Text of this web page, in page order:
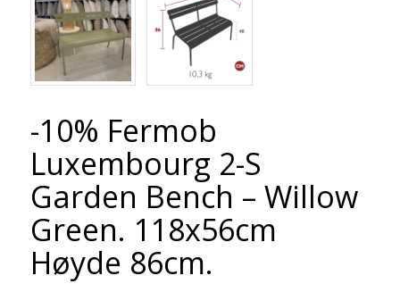
-10% Fermob
Luxembourg 2-S
Garden Bench – Willow
Green. 118x56cm
Høyde 86cm.